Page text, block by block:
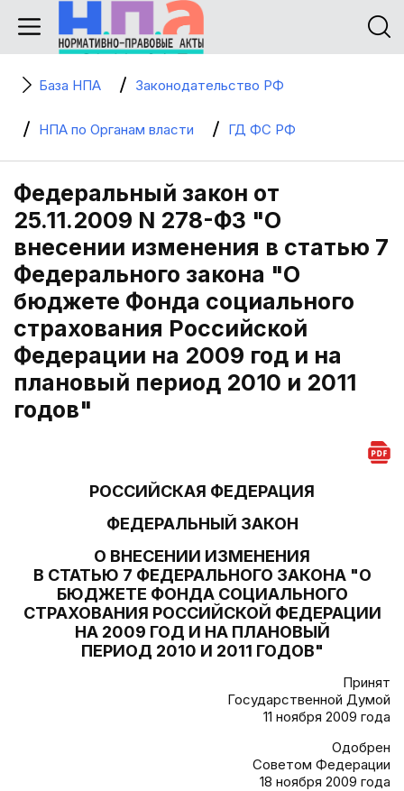
База НПА Законодательство РФ
НПА по Органам власти ГД ФС РФ
Федеральный закон от
25.11.2009 N 278-ФЗ "О
внесении изменения в статью 7
Федерального закона "О
бюджете Фонда социального
страхования Российской
Федерации на 2009 год и на
плановый период 2010 и 2011
годов"
РОССИЙСКАЯ ФЕДЕРАЦИЯ
ФЕДЕРАЛЬНЫЙ ЗАКОН
О ВНЕСЕНИИ ИЗМЕНЕНИЯ
В СТАТЬЮ 7 ФЕДЕРАЛЬНОГО ЗАКОНА "О
БЮДЖЕТЕ ФОНДА СОЦИАЛЬНОГО
СТРАХОВАНИЯ РОССИЙСКОЙ ФЕДЕРАЦИИ
НА 2009 ГОД И НА ПЛАНОВЫЙ
ПЕРИОД 2010 И 2011 ГОДОВ"
Принят
Государственной Думой
11 ноября 2009 года
Одобрен
Советом Федерации
18 ноября 2009 года